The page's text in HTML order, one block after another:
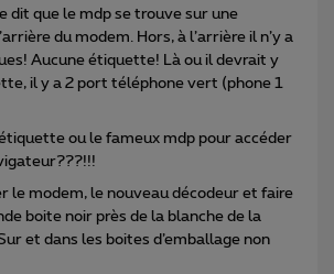
dit que le mdp se trouve sur une
du modem. Hors, à l’arrière il n’y a
Aucune étiquette! Là ou il devrait y
il y a 2 port téléphone vert (phone 1
ou le fameux mdp pour accéder
le modem, le nouveau décodeur et faire
boite noir près de la blanche de la
et dans les boites d’emballage non